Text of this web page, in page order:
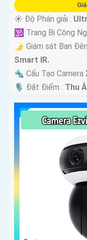
☀️ Độ Phân giải :
🕉️ Trang Bị Công
🌛 Giám sát Ban
Smart IR.
🔩 Cấu Tạo Camera
️🎙 Đặt Điểm : Thu